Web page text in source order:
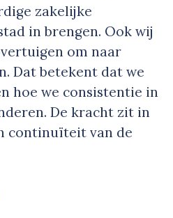
zakelijke
in brengen. Ook wij
om naar
Dat betekent dat we
hoe we consistentie in
De kracht zit in
continuïteit van de